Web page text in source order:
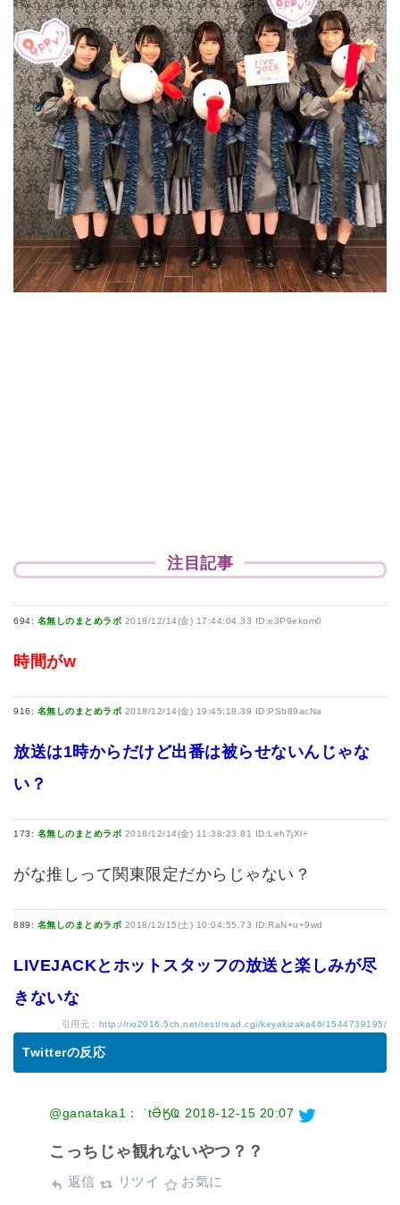
注目記事
694: 名無しのまとめラボ 2018/12/14(金) 17:44:04.33 ID:e3P9ekom0
時間がw
916: 名無しのまとめラボ 2018/12/14(金) 19:45:18.39 ID:PSb89acNa
放送は1時からだけど出番は被らせないんじゃな
い？
173: 名無しのまとめラボ 2018/12/14(金) 11:38:23.81 ID:Leh7jXl+
がな推しって関東限定だからじゃない？
889: 名無しのまとめラボ 2018/12/15(土) 10:04:55.73 ID:RaN+u+9wd
LIVEJACKとホットスタッフの放送と楽しみが尽
きないな
引用元： http://rio2016.5ch.net/test/read.cgi/keyakizaka46/1544739195/
Twitterの反応
@ganataka1： ˈtӚӃҨ 2018-12-15 20:07
こっちじゃ観れないやつ？？
返信 リツイ お気に